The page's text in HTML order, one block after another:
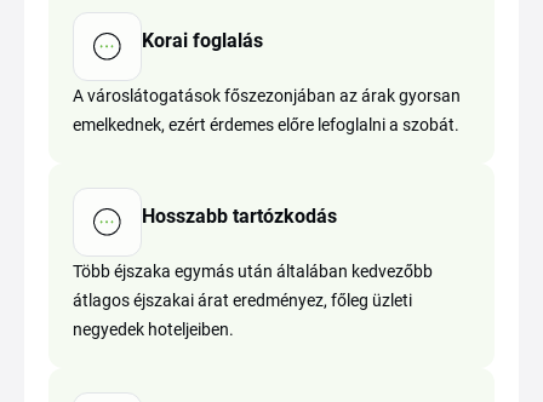
Korai foglalás
A városlátogatások főszezonjában az árak gyorsan
emelkednek, ezért érdemes előre lefoglalni a szobát.
Hosszabb tartózkodás
Több éjszaka egymás után általában kedvezőbb
átlagos éjszakai árat eredményez, főleg üzleti
negyedek hoteljeiben.